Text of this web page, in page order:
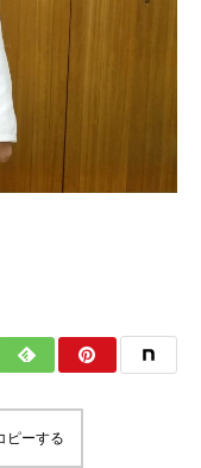
ピーする